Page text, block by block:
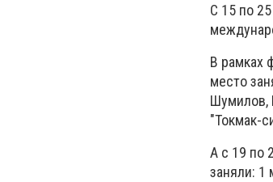
С 15 по
В рамках
место
Шумилов,
"Токмак-
А с 19 по
заняли: 1